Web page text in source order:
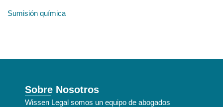
Sumisión química
Sobre Nosotros
Wissen Legal somos un equipo de abogados